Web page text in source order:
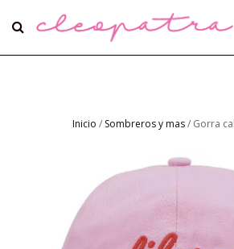
Inicio / Sombreros y mas/ Gorra